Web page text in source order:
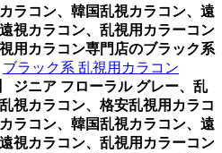
ラコン、韓国乱視カラコン、遠
視カラコン、乱視用カラーコン
用カラコン専門店のブラック系
ブラック系 乱視用カラコン
ジニア フローラル グレー、乱
視カラコン、格安乱視用カラコ
ラコン、韓国乱視カラコン、遠
視カラコン、乱視用カラーコン